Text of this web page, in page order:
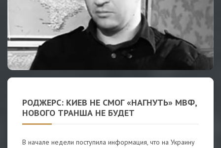
РОДЖЕРС: КИЕВ НЕ СМОГ «НАГНУТЬ» МВФ,
НОВОГО ТРАНША НЕ БУДЕТ
В начале недели поступила информация, что на Украину